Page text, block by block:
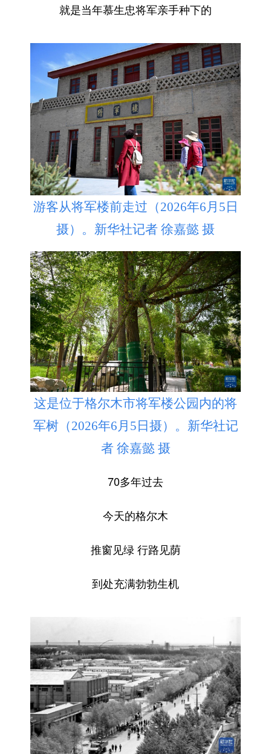
就是当年慕生忠将军亲手种下的
游客从将军楼前走过（2026年6月5日
摄）。新华社记者 徐嘉懿 摄
这是位于格尔木市将军楼公园内的将
军树（2026年6月5日摄）。新华社记
者 徐嘉懿 摄
70多年过去
今天的格尔木
推窗见绿 行路见荫
到处充满勃勃生机